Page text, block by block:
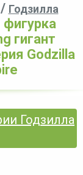
/ Годзилла
гигант
Godzilla
Годзилла